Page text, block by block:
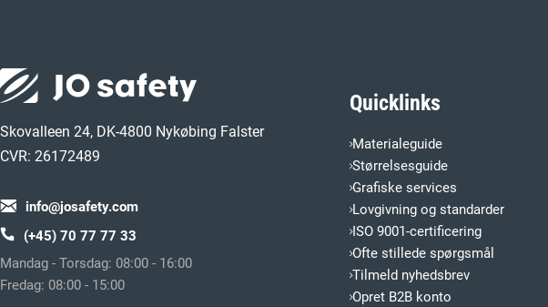
Skovalleen 24, DK-4800 Nykøbing Falster
CVR: 26172489
info@josafety.com
(+45) 70 77 77 33
Mandag - Torsdag: 08:00 - 16:00
Fredag: 08:00 - 15:00
Quicklinks
Materialeguide
Størrelsesguide
Grafiske services
Lovgivning og standarder
ISO 9001-certificering
Ofte stillede spørgsmål
Tilmeld nyhedsbrev
Opret B2B konto